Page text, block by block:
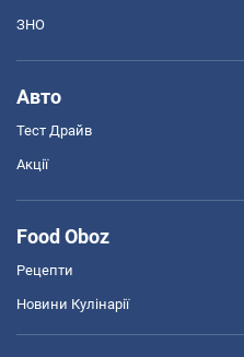
ЗНО
Авто
Тест Драйв
Акції
Food Oboz
Рецепти
Новини Кулінарії